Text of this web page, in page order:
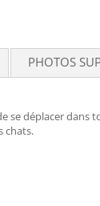
PHOTOS
déplacer
chats.